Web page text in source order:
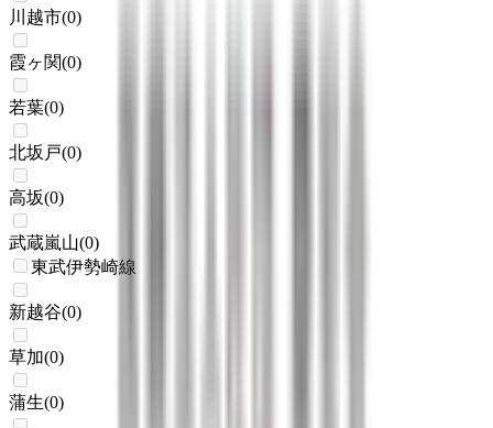
川越市(0)
霞ヶ関(0)
若葉(0)
北坂戸(0)
高坂(0)
武蔵嵐山(0)
東武伊勢崎線
新越谷(0)
草加(0)
蒲生(0)